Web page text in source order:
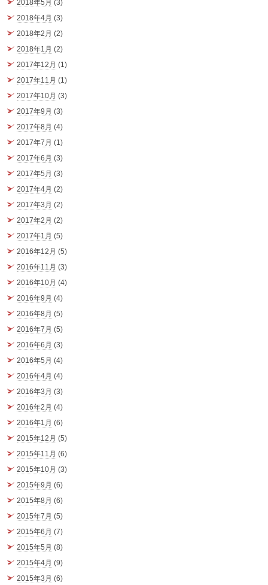
2018年5月 (3)
2018年4月 (3)
2018年2月 (2)
2018年1月 (2)
2017年12月 (1)
2017年11月 (1)
2017年10月 (3)
2017年9月 (3)
2017年8月 (4)
2017年7月 (1)
2017年6月 (3)
2017年5月 (3)
2017年4月 (2)
2017年3月 (2)
2017年2月 (2)
2017年1月 (5)
2016年12月 (5)
2016年11月 (3)
2016年10月 (4)
2016年9月 (4)
2016年8月 (5)
2016年7月 (5)
2016年6月 (3)
2016年5月 (4)
2016年4月 (4)
2016年3月 (3)
2016年2月 (4)
2016年1月 (6)
2015年12月 (5)
2015年11月 (6)
2015年10月 (3)
2015年9月 (6)
2015年8月 (6)
2015年7月 (5)
2015年6月 (7)
2015年5月 (8)
2015年4月 (9)
2015年3月 (6)